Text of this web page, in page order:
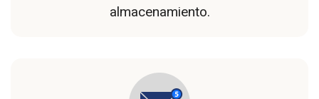
almacenamiento.